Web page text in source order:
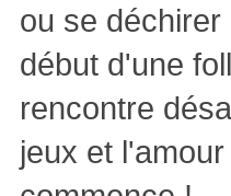
ou se
début d'une
rencontre
jeux et